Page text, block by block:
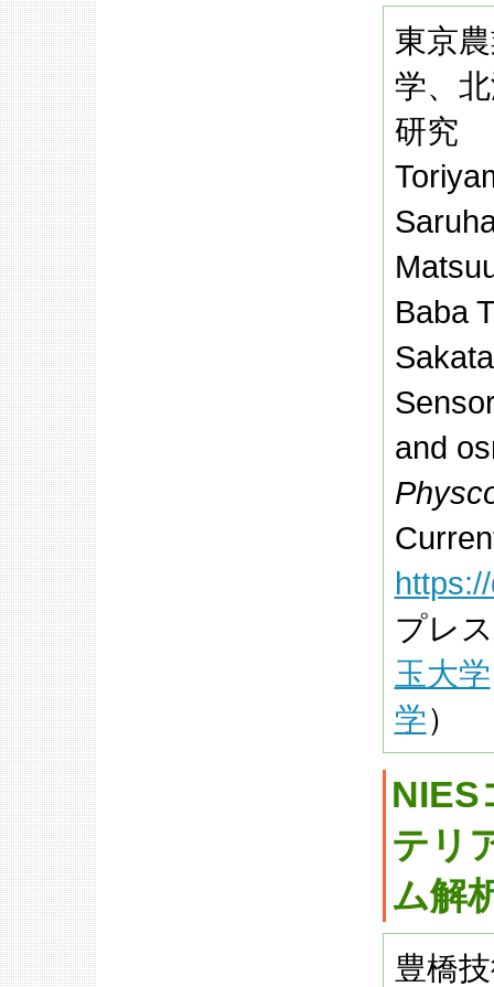
東京
学、
研究
Baba
and
プレ
玉大学
学）
NIES
テリ
ム解
豊橋